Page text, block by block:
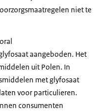
niet te
aangeboden. Het
uit Polen. In
met glyfosaat
voor particulieren.
consumenten